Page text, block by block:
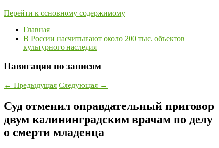
Перейти к основному содержимому
Главная
В России насчитывают около 200 тыс. объектов
культурного наследия
Навигация по записям
← Предыдущая Следующая →
Суд отменил оправдательный приговор
двум калининградским врачам по делу
о смерти младенца